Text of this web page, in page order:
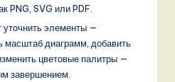
PNG, SVG или PDF.
уточнить элементы —
масштаб диаграмм, добавить
цветовые палитры —
завершением.